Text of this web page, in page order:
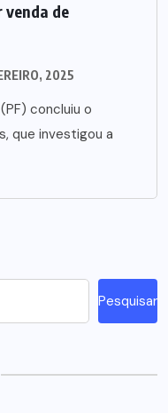
venda de
2025
concluiu o
que investigou a
Pesquisar